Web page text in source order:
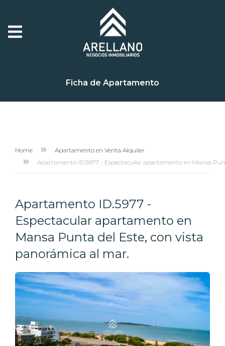
Ficha de Apartamento
Home
Apartamento en Venta Alquiler
Apartamento ID.5977 - Espectacular apartamento en Mansa
Apartamento ID.5977 -
Espectacular apartamento en
Mansa Punta del Este, con vista
panorámica al mar.